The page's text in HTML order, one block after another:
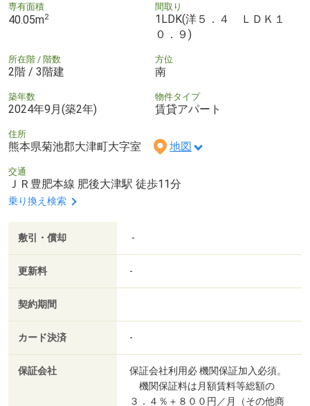
専有面積
40.05m2
間取り
1LDK(洋５．４ ＬＤＫ１
０．９)
所在階 / 階数
2階 / 3階建
方位
南
築年数
2024年9月(築2年)
物件タイプ
賃貸アパート
住所
熊本県菊池郡大津町大字室 地図
交通
ＪＲ豊肥本線 肥後大津駅 徒歩11分
乗り換え検索
敷引・償却 -
更新料 -
契約期間
カード決済 -
保証会社
保証会社利用必 機関保証加入必須。
機関保証料は月額賃料等総額の
３．４％＋８００円／月（その他商